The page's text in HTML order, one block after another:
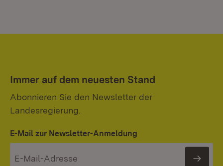
Immer auf dem neuesten Stand
Abonnieren Sie den Newsletter der
Landesregierung.
E-Mail zur Newsletter-Anmeldung